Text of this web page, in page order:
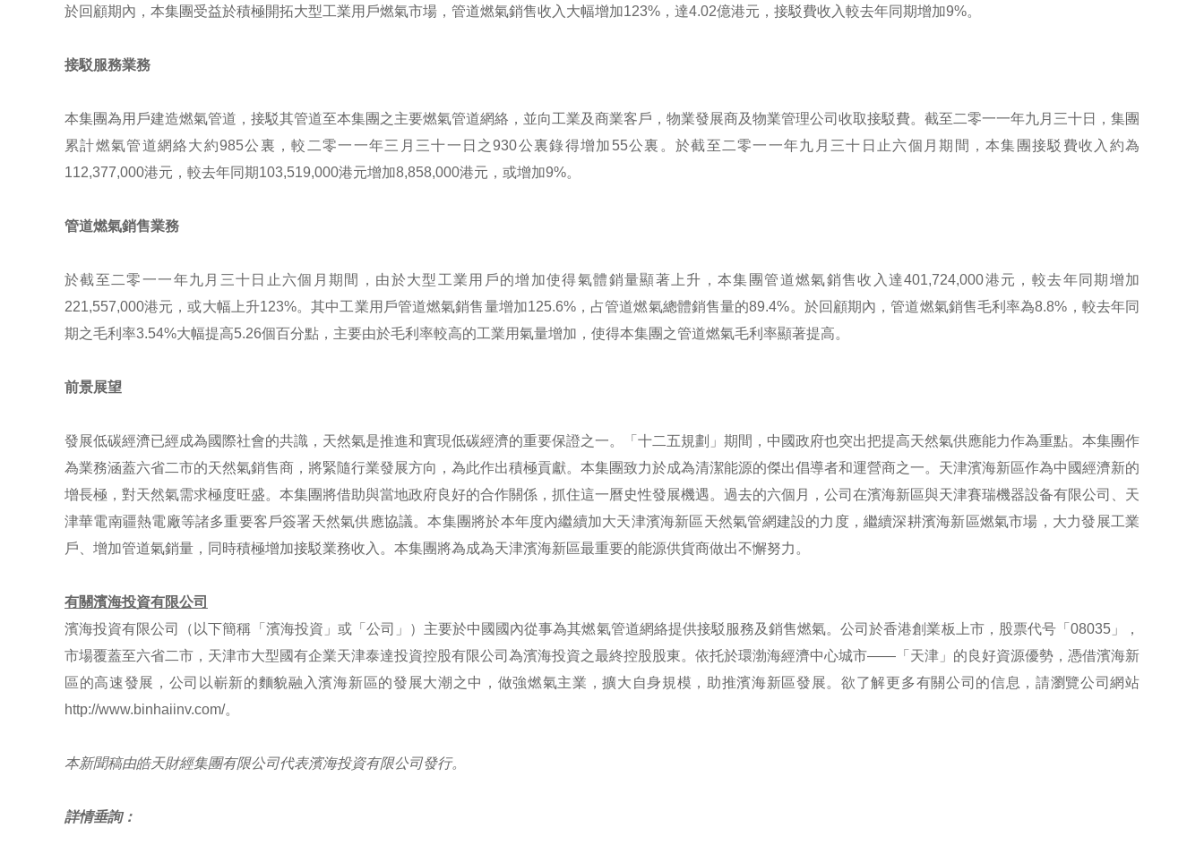
於回顧期內，本集團受益於積極開拓大型工業用戶燃氣市場，管道燃氣銷售收入大幅增加123%，達4.02億港元，接駁費收入較去年同期增加9%。
接駁服務業務
本集團為用戶建造燃氣管道，接駁其管道至本集團之主要燃氣管道網絡，並向工業及商業客戶，物業發展商及物業管理公司收取接駁費。截至二零一一年九月三十日，集團
累計燃氣管道網絡大約985公裏，較二零一一年三月三十一日之930公裏錄得增加55公裏。於截至二零一一年九月三十日止六個月期間，本集團接駁費收入約為
112,377,000港元，較去年同期103,519,000港元增加8,858,000港元，或增加9%。
管道燃氣銷售業務
於截至二零一一年九月三十日止六個月期間，由於大型工業用戶的增加使得氣體銷量顯著上升，本集團管道燃氣銷售收入達401,724,000港元，較去年同期增加
221,557,000港元，或大幅上升123%。其中工業用戶管道燃氣銷售量增加125.6%，占管道燃氣總體銷售量的89.4%。於回顧期內，管道燃氣銷售毛利率為8.8%，較去年同
期之毛利率3.54%大幅提高5.26個百分點，主要由於毛利率較高的工業用氣量增加，使得本集團之管道燃氣毛利率顯著提高。
前景展望
發展低碳經濟已經成為國際社會的共識，天然氣是推進和實現低碳經濟的重要保證之一。「十二五規劃」期間，中國政府也突出把提高天然氣供應能力作為重點。本集團作
為業務涵蓋六省二市的天然氣銷售商，將緊隨行業發展方向，為此作出積極貢獻。本集團致力於成為清潔能源的傑出倡導者和運營商之一。天津濱海新區作為中國經濟新的
增長極，對天然氣需求極度旺盛。本集團將借助與當地政府良好的合作關係，抓住這一曆史性發展機遇。過去的六個月，公司在濱海新區與天津賽瑞機器設备有限公司、天
津華電南疆熱電廠等諸多重要客戶簽署天然氣供應協議。本集團將於本年度內繼續加大天津濱海新區天然氣管網建設的力度，繼續深耕濱海新區燃氣市場，大力發展工業
戶、增加管道氣銷量，同時積極增加接駁業務收入。本集團將為成為天津濱海新區最重要的能源供貨商做出不懈努力。
有關濱海投資有限公司
濱海投資有限公司（以下簡稱「濱海投資」或「公司」）主要於中國國內從事為其燃氣管道網絡提供接駁服務及銷售燃氣。公司於香港創業板上市，股票代号「08035」，
市場覆蓋至六省二市，天津市大型國有企業天津泰達投資控股有限公司為濱海投資之最終控股股東。依托於環渤海經濟中心城市——「天津」的良好資源優勢，憑借濱海新
區的高速發展，公司以嶄新的麵貌融入濱海新區的發展大潮之中，做強燃氣主業，擴大自身規模，助推濱海新區發展。欲了解更多有關公司的信息，請瀏覽公司網站
http://www.binhaiinv.com/。
本新聞稿由皓天財經集團有限公司代表濱海投資有限公司發行。
詳情垂詢：